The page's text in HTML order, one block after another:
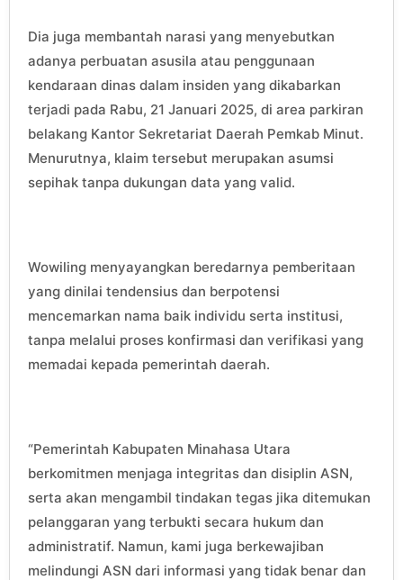
Dia juga membantah narasi yang menyebutkan
adanya perbuatan asusila atau penggunaan
kendaraan dinas dalam insiden yang dikabarkan
terjadi pada Rabu, 21 Januari 2025, di area parkiran
belakang Kantor Sekretariat Daerah Pemkab Minut.
Menurutnya, klaim tersebut merupakan asumsi
sepihak tanpa dukungan data yang valid.
Wowiling menyayangkan beredarnya pemberitaan
yang dinilai tendensius dan berpotensi
mencemarkan nama baik individu serta institusi,
tanpa melalui proses konfirmasi dan verifikasi yang
memadai kepada pemerintah daerah.
“Pemerintah Kabupaten Minahasa Utara
berkomitmen menjaga integritas dan disiplin ASN,
serta akan mengambil tindakan tegas jika ditemukan
pelanggaran yang terbukti secara hukum dan
administratif. Namun, kami juga berkewajiban
melindungi ASN dari informasi yang tidak benar dan